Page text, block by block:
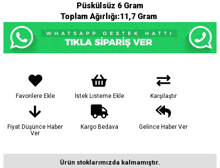
Püskülsüz 6 Gram
Toplam Ağırlığı:11,7 Gram
Favorilere Ekle İstek Listeme Ekle Karşılaştır
Fiyat Düşünce Haber
Ver
Kargo Bedava Gelince Haber Ver
Ürün stoklarımızda kalmamıştır.